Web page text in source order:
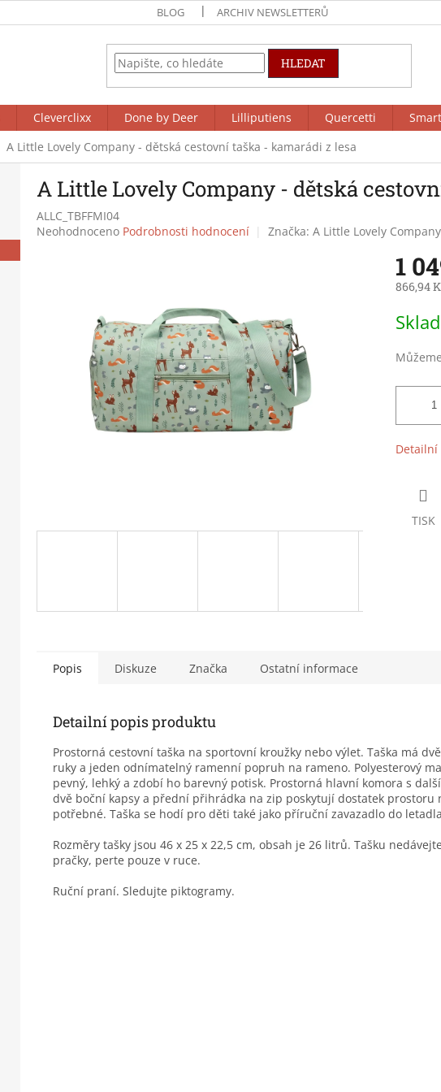
BLOG ARCHIV NEWSLETTERŮ
HLEDAT
Cleverclixx Done by Deer Lilliputiens Quercetti
A Little Lovely Company - dětská cestovní taška - kamarádi z lesa
A Little Lovely Company - dětská
ALLC_TBFFMI04
Průměrné
Neohodnoceno Podrobnosti hodnocení Značka: A Little Lovely Company
1
866,94
cena:
TISK
Popis Diskuze Značka Ostatní informace
Detailní popis produktu
Prostorná cestovní taška na sportovní kroužky nebo výlet. Taška má
ruky a jeden odnímatelný ramenní popruh na rameno. Polyesterový
pevný, lehký a zdobí ho barevný potisk. Prostorná hlavní komora s
dvě boční kapsy a přední přihrádka na zip poskytují dostatek prostoru
potřebné. Taška se hodí pro děti také jako příruční zavazadlo do
Rozměry tašky jsou 46 x 25 x 22,5 cm, obsah je 26 litrů. Tašku
pračky, perte pouze v ruce.
Ruční praní. Sledujte piktogramy.